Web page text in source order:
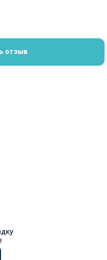
отзыв